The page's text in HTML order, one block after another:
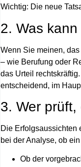
Wichtig: Die neue
2. Was
Wenn Sie meinen,
– wie Berufung oder
das Urteil rechtskräftig
entscheidend, im
3. Wer
Die Erfolgsaussichten
bei der Analyse, ob
Ob der